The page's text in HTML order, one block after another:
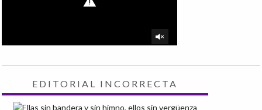
EDITORIAL INCORRECTA